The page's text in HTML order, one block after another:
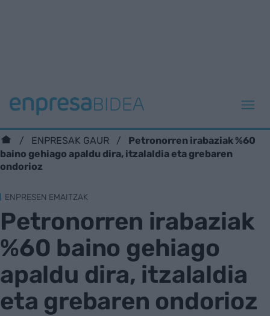
ENPRESAK GAUR
Petronorren irabaziak %60
baino gehiago apaldu dira, itzalaldia eta grebaren
ondorioz
ENPRESEN EMAITZAK
Petronorren irabaziak
%60 baino gehiago
apaldu dira, itzalaldia
eta grebaren ondorioz